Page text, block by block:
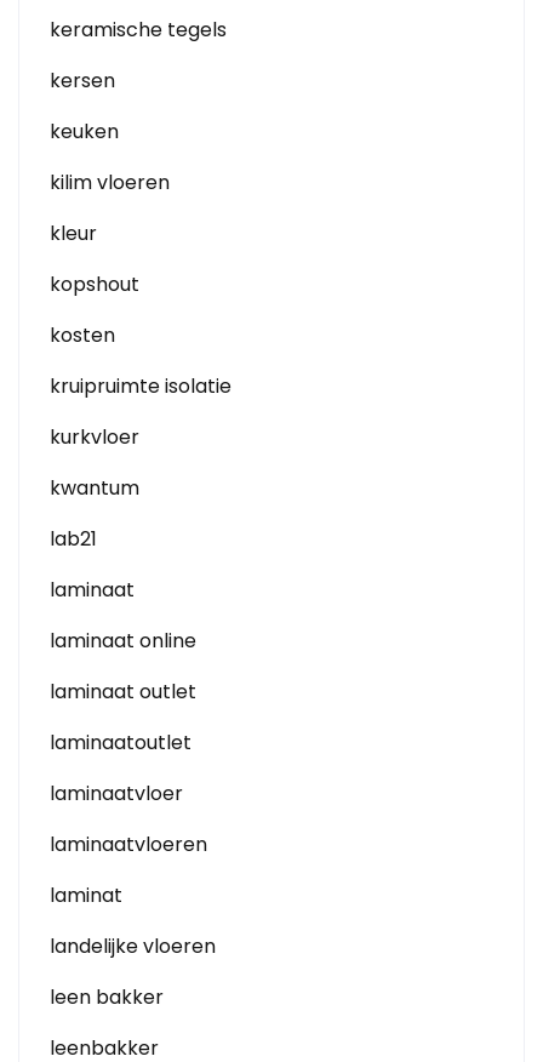
keramische tegels
kersen
keuken
kilim vloeren
kleur
kopshout
kosten
kruipruimte isolatie
kurkvloer
kwantum
lab21
laminaat
laminaat online
laminaat outlet
laminaatoutlet
laminaatvloer
laminaatvloeren
laminat
landelijke vloeren
leen bakker
leenbakker